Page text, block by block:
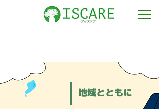
地域とともに